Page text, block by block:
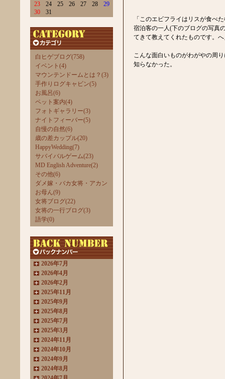
23
24 25 26 27 28
29
30
31
白ヒゲブログ(758)
イベント(4)
マウンテンドームとは？(3)
手作りログキャビン(5)
お風呂(6)
ペット案内(4)
フォトギャラリー(3)
ナイトフィーバー(5)
自慢の自然(6)
歳の差カップル(20)
HappyWedding(7)
サバイバルゲーム(23)
MD English Adventure(2)
その他(6)
ダメ嫁・バカ女将・アカン
お母ん(9)
女将ブログ(22)
女将の一行ブログ(3)
語学(0)
2026年7月
2026年4月
2026年2月
2025年11月
2025年9月
2025年8月
2025年7月
2025年3月
2024年11月
2024年10月
2024年9月
2024年8月
「このエビフライはリスが食べ
宿泊客の一人(下のブログの写真
てきて教えてくれたものです。
こんな面白いものがわがやの周
知らなかった。